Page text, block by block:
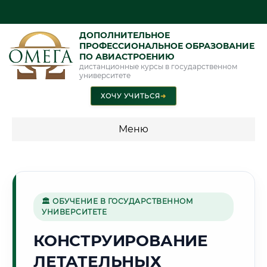
ДОПОЛНИТЕЛЬНОЕ
ПРОФЕССИОНАЛЬНОЕ ОБРАЗОВАНИЕ
ПО АВИАСТРОЕНИЮ
дистанционные курсы в государственном
университете
ХОЧУ УЧИТЬСЯ➜
Меню
🏛️
Г. КУТАИСИ
🏛 ОБУЧЕНИЕ В ГОСУДАРСТВЕННОМ
УНИВЕРСИТЕТЕ
КОНСТРУИРОВАНИЕ
ЛЕТАТЕЛЬНЫХ